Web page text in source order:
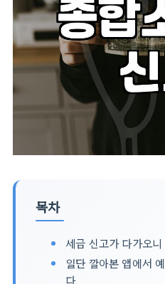
목차
세금 신고가 다가오
일단 깔아본 앱에서
다